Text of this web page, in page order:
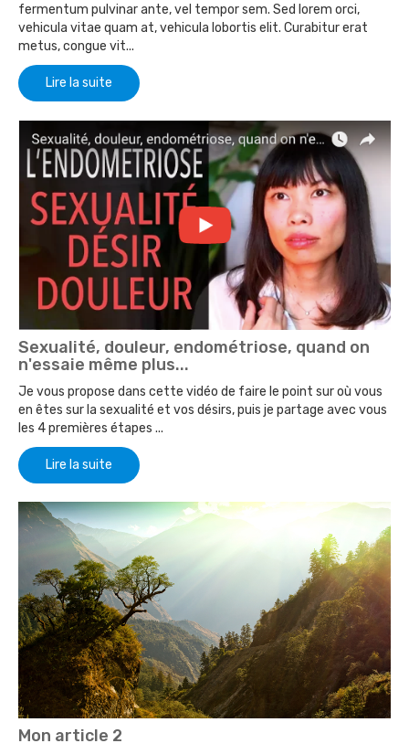
fermentum pulvinar ante, vel tempor sem. Sed lorem orci,
vehicula vitae quam at, vehicula lobortis elit. Curabitur erat
metus, congue vit...
Lire la suite
Sexualité, douleur, endométriose, quand on
n'essaie même plus...
Je vous propose dans cette vidéo de faire le point sur où vous
en êtes sur la sexualité et vos désirs, puis je partage avec vous
les 4 premières étapes ...
Lire la suite
Mon article 2